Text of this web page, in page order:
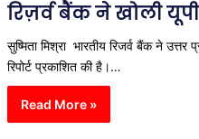
रिज़र्व बैंक ने खोली
सुष्मिता मिश्रा भारतीय रिजर्व बैंक ने
रिपोर्ट प्रकाशित की है।…
Read More »